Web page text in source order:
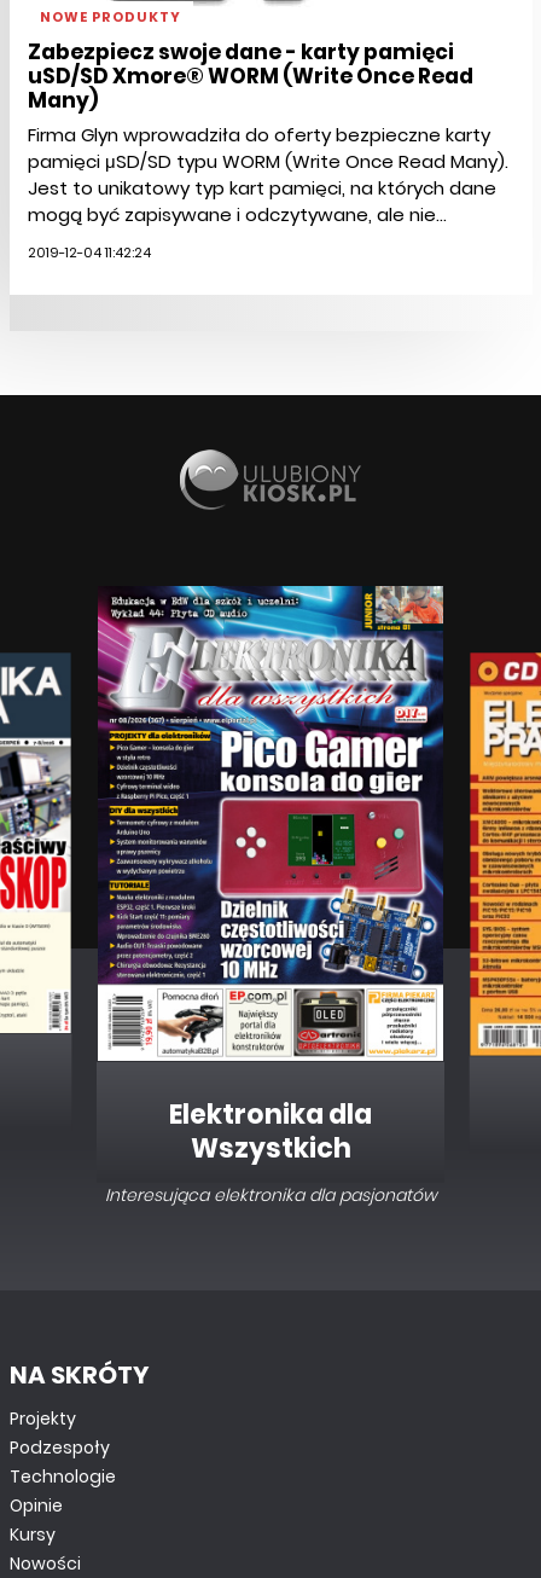
NOWE PRODUKTY
Zabezpiecz swoje dane - karty pamięci
uSD/SD Xmore® WORM (Write Once Read
Many)
Firma Glyn wprowadziła do oferty bezpieczne karty
pamięci μSD/SD typu WORM (Write Once Read Many).
Jest to unikatowy typ kart pamięci, na których dane
mogą być zapisywane i odczytywane, ale nie...
2019-12-04 11:42:24
Elektronika dla
Wszystkich
Interesująca elektronika dla pasjonatów
NA SKRÓTY
Projekty
Podzespoły
Technologie
Opinie
Kursy
Nowości